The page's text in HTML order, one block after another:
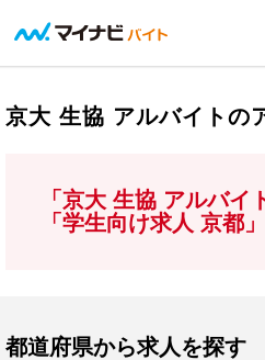
京大 生協 アルバイトの
「京大 生協 アルバイ
「学生向け求人 京都
都道府県から求人を探す